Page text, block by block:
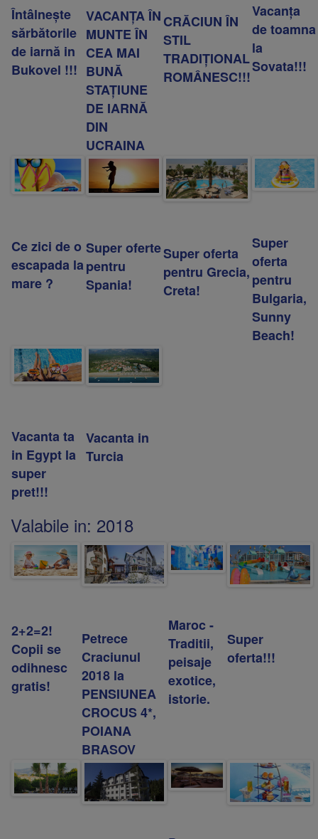
Întâlnește
sărbătorile
de iarnă in
Bukovel !!!
VACANȚA ÎN
MUNTE ÎN
CEA MAI
BUNĂ
STAȚIUNE
DE IARNĂ
DIN
UCRAINA
CRĂCIUN ÎN
STIL
TRADIŢIONAL
ROMÂNESC!!!
Vacanța
de toamna
la
Sovata!!!
Ce zici de o
escapada la
mare ?
Super oferte
pentru
Spania!
Super oferta
pentru Grecia,
Creta!
Super
oferta
pentru
Bulgaria,
Sunny
Beach!
Vacanta ta
in Egypt la
super
pret!!!
Vacanta in
Turcia
Valabile in: 2018
2+2=2!
Copii se
odihnesc
gratis!
Petrece
Craciunul
2018 la
PENSIUNEA
CROCUS 4*,
POIANA
BRASOV
Maroc -
Traditii,
peisaje
exotice,
istorie.
Super
oferta!!!